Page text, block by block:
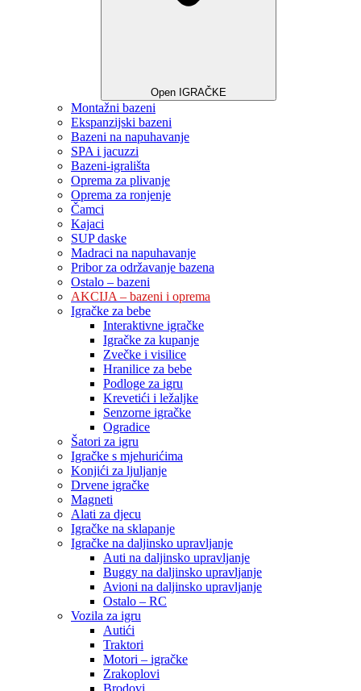
Open IGRAČKE
Montažni bazeni
Ekspanzijski bazeni
Bazeni na napuhavanje
SPA i jacuzzi
Bazeni-igrališta
Oprema za plivanje
Oprema za ronjenje
Čamci
Kajaci
SUP daske
Madraci na napuhavanje
Pribor za održavanje bazena
Ostalo – bazeni
AKCIJA – bazeni i oprema
Igračke za bebe
Interaktivne igračke
Igračke za kupanje
Zvečke i visilice
Hranilice za bebe
Podloge za igru
Krevetići i ležaljke
Senzorne igračke
Ogradice
Šatori za igru
Igračke s mjehurićima
Konjići za ljuljanje
Drvene igračke
Magneti
Alati za djecu
Igračke na sklapanje
Igračke na daljinsko upravljanje
Auti na daljinsko upravljanje
Buggy na daljinsko upravljanje
Avioni na daljinsko upravljanje
Ostalo – RC
Vozila za igru
Autići
Traktori
Motori – igračke
Zrakoplovi
Brodovi